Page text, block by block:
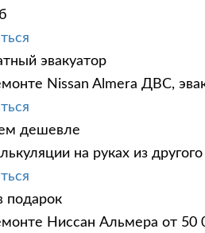
эвакуатор
Nissan Almera ДВС,
дешевле
на руках из
подарок
Ниссан Альмера от 50